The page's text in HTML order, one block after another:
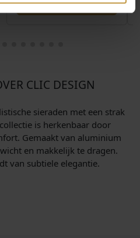
CLIC DESIGN
sieraden met een strak
is herkenbaar door
Gemaakt van aluminium
en makkelijk te dragen.
van subtiele elegantie.